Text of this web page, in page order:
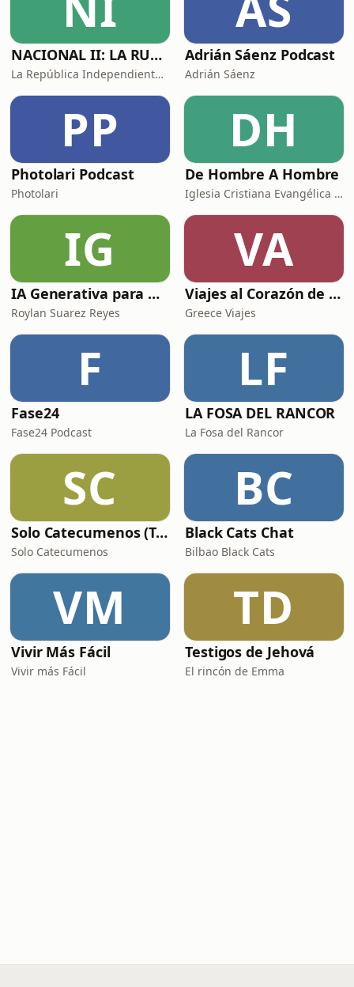
tapujos de lo que implica l
NACIONAL II: LA RUTA DEL EXILIO
La República Independiente de la Radio
Adrián Sáenz Podcast
Adrián Sáenz
PP
Photolari Podcast
Photolari
DH
De Hombre A Hombre
Iglesia Cristiana Evangélica de Chamartín
IG
IA Generativa para No Techs
Roylan Suarez Reyes
VA
Viajes al Corazón de la Historia
Greece Viajes
F
Fase24
Fase24 Podcast
LF
LA FOSA DEL RANCOR
La Fosa del Rancor
SC
Solo Catecumenos (Temas católicos)
Solo Catecumenos
BC
Black Cats Chat
Bilbao Black Cats
VM
Vivir Más Fácil
Vivir más Fácil
TD
Testigos de Jehová
El rincón de Emma